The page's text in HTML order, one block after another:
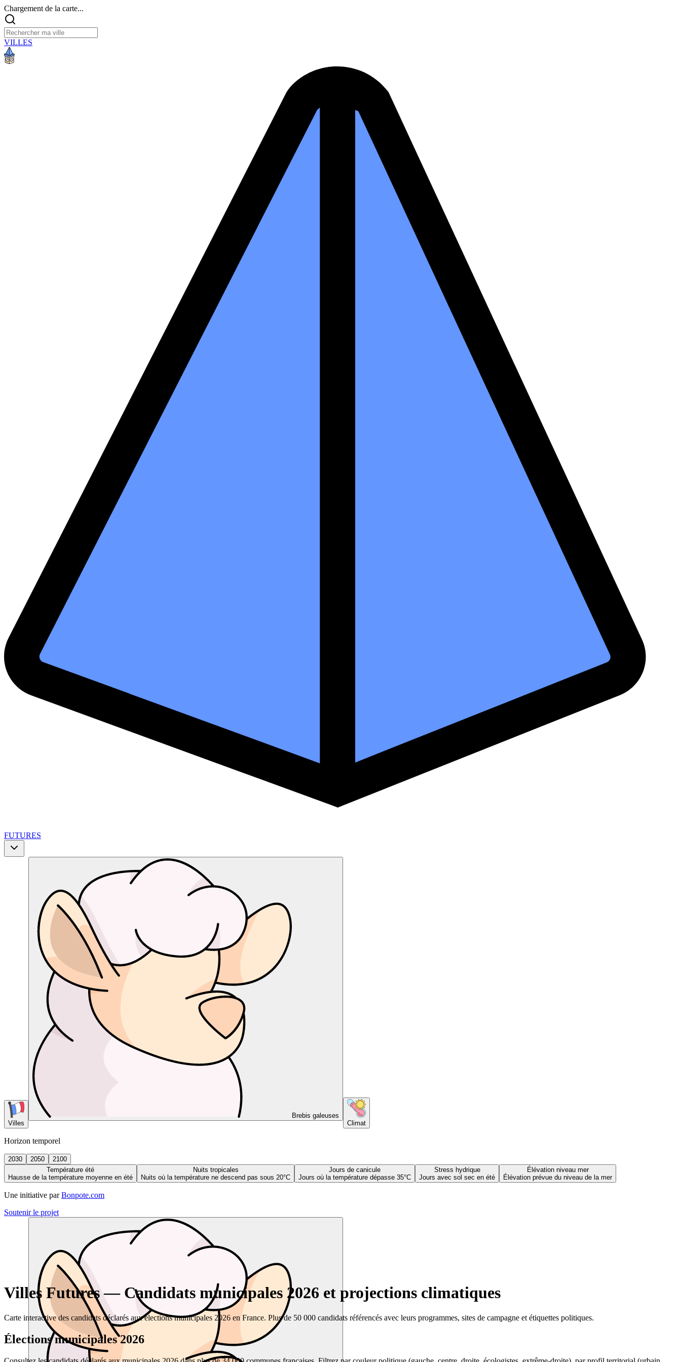
Chargement de la carte...
VILLES
FUTURES
Villes
Brebis galeuses
Climat
Horizon temporel
2030 2050
2100
Température été
Hausse de la température moyenne en été
Nuits tropicales
Nuits où la température ne descend pas sous 20°C
Jours de canicule
Jours où la température dépasse 35°C
Stress hydrique
Jours avec sol sec en été
Élévation niveau mer
Élévation prévue du niveau de la mer
Une initiative par Bonpote.com
Soutenir le projet
Villes Futures — Candidats municipales 2026 et projections climatiques
Carte interactive des candidats déclarés aux élections municipales 2026 en France. Plus de 50 000 candidats référencés avec leurs programmes, sites de campagne et étiquettes politiques.
Élections municipales 2026